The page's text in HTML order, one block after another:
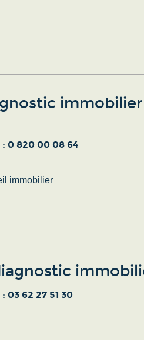
immobilier
: 0 820 00 08 64
immobilier
: 03 62 27 51 30